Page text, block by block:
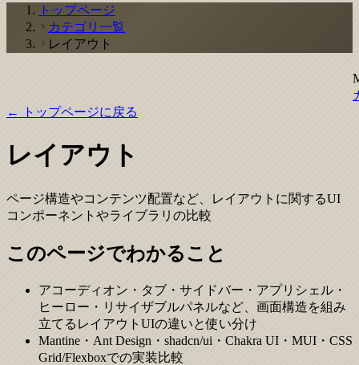
トップページ
カテゴリ一覧
レイアウト
← トップページに戻る
レイアウト
ページ構造やコンテンツ配置など、レイアウトに関するUI
コンポーネントやライブラリの比較
このページでわかること
アコーディオン・タブ・サイドバー・アプリシェル・
ヒーロー・リサイザブルパネルなど、画面構造を組み
立てるレイアウトUIの違いと使い分け
Mantine・Ant Design・shadcn/ui・Chakra UI・MUI・CSS
Grid/Flexboxでの実装比較